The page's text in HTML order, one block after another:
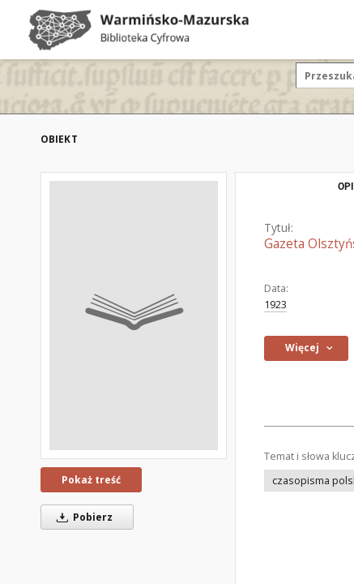
OBIEKT
Pokaż treść
Pobierz
Tytuł:
Gazeta
Data:
1923
Więcej
Temat i słowa
czasopisma